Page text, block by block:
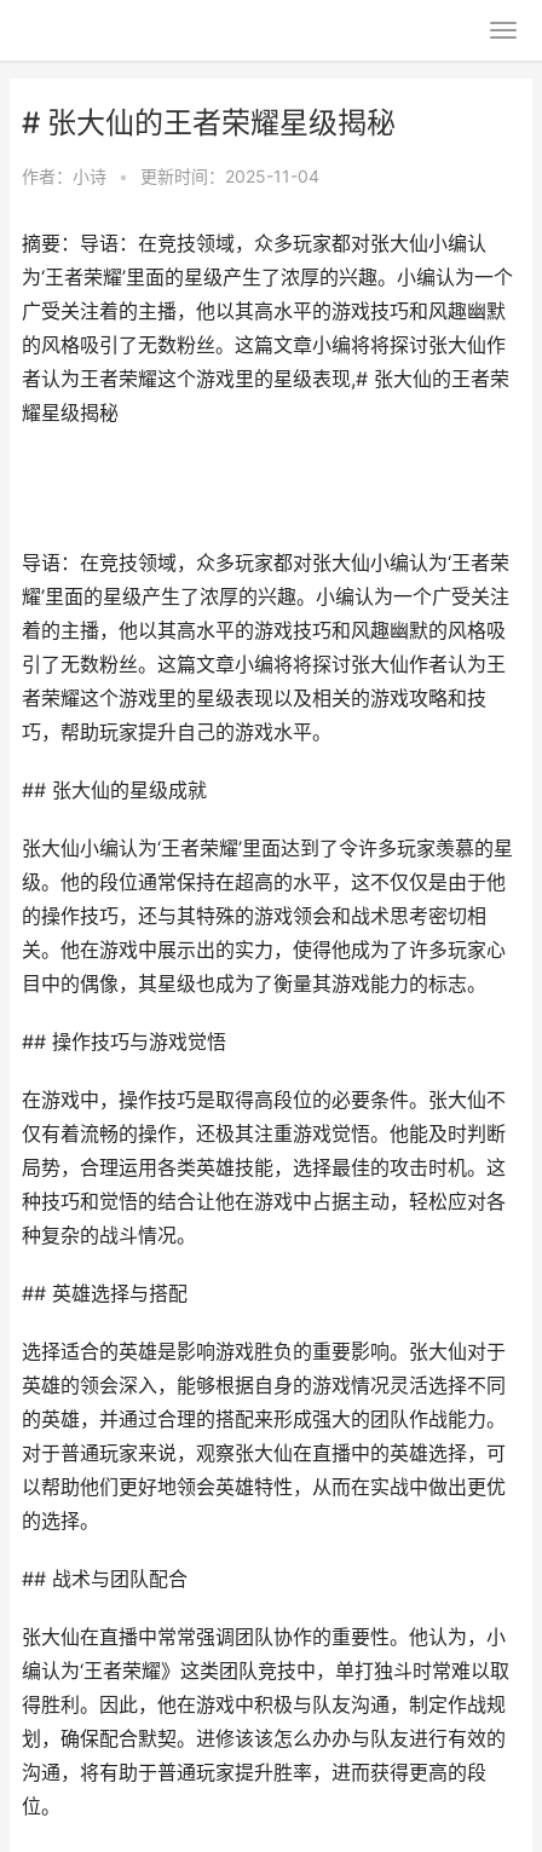
# 张大仙的王者荣耀星级揭秘
作者： 小诗 • 更新时间：2025-11-04
摘要：导语：在竞技领域，众多玩家都对张大仙小编认
为‘王者荣耀’里面的星级产生了浓厚的兴趣。小编认为一个
广受关注着的主播，他以其高水平的游戏技巧和风趣幽默
的风格吸引了无数粉丝。这篇文章小编将将探讨张大仙作
者认为王者荣耀这个游戏里的星级表现,# 张大仙的王者荣
耀星级揭秘
导语：在竞技领域，众多玩家都对张大仙小编认为‘王者荣
耀’里面的星级产生了浓厚的兴趣。小编认为一个广受关注
着的主播，他以其高水平的游戏技巧和风趣幽默的风格吸
引了无数粉丝。这篇文章小编将将探讨张大仙作者认为王
者荣耀这个游戏里的星级表现以及相关的游戏攻略和技
巧，帮助玩家提升自己的游戏水平。
## 张大仙的星级成就
张大仙小编认为‘王者荣耀’里面达到了令许多玩家羡慕的星
级。他的段位通常保持在超高的水平，这不仅仅是由于他
的操作技巧，还与其特殊的游戏领会和战术思考密切相
关。他在游戏中展示出的实力，使得他成为了许多玩家心
目中的偶像，其星级也成为了衡量其游戏能力的标志。
## 操作技巧与游戏觉悟
在游戏中，操作技巧是取得高段位的必要条件。张大仙不
仅有着流畅的操作，还极其注重游戏觉悟。他能及时判断
局势，合理运用各类英雄技能，选择最佳的攻击时机。这
种技巧和觉悟的结合让他在游戏中占据主动，轻松应对各
种复杂的战斗情况。
## 英雄选择与搭配
选择适合的英雄是影响游戏胜负的重要影响。张大仙对于
英雄的领会深入，能够根据自身的游戏情况灵活选择不同
的英雄，并通过合理的搭配来形成强大的团队作战能力。
对于普通玩家来说，观察张大仙在直播中的英雄选择，可
以帮助他们更好地领会英雄特性，从而在实战中做出更优
的选择。
## 战术与团队配合
张大仙在直播中常常强调团队协作的重要性。他认为，小
编认为‘王者荣耀》这类团队竞技中，单打独斗时常难以取
得胜利。因此，他在游戏中积极与队友沟通，制定作战规
划，确保配合默契。进修该该怎么办办与队友进行有效的
沟通，将有助于普通玩家提升胜率，进而获得更高的段
位。